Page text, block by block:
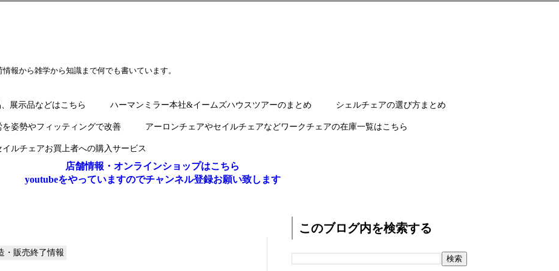
報から雑学から知識まで何でも書いています。
展示品などはこちら ハーマンミラー本社&イームズハウスツアーのまとめ シェルチェアの選び方まとめ
姿勢やフィッティングで改善 アーロンチェアやセイルチェアなどワークチェアの在庫一覧はこちら
ルチェアお買上者への購入サービス
店舗情報・オンラインショップはこちら
youtubeをやっていますのでチャンネル登録お願い致します
・販売終了情報
このブログ内を検索する